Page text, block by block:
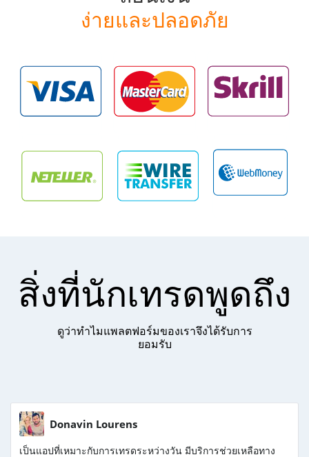
ง่ายและปลอดภัย
สิ่งที่นักเทรดพูดถึง
ดูว่าทำไมแพลตฟอร์มของเราจึงได้รับการ
ยอมรับ
Donavin Lourens
เป็นแอปที่เหมาะกับการเทรดระหว่างวัน มีบริการช่วยเหลือทาง